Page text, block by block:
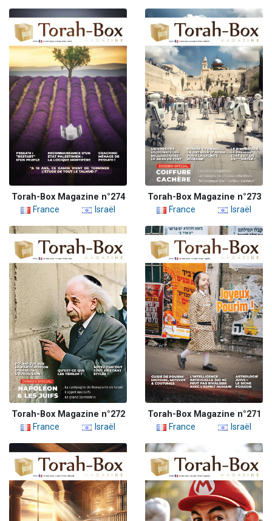
Torah-Box Magazine n°274
France
Israël
Torah-Box Magazine n°273
France
Israël
Torah-Box Magazine n°272
France
Israël
Torah-Box Magazine n°271
France
Israël